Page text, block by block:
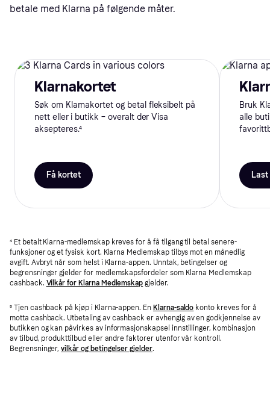
betale med Klarna på følgende måter.
Klarnakortet
Søk om Klarnakortet og betal fleksibelt på
nett eller i butikk – overalt der Visa
aksepteres.⁴
Få kortet
Bruk
alle
⁴ Et betalt Klarna-medlemskap kreves for å få tilgang til betal senere-
funksjoner og et fysisk kort. Klarna Medlemskap tilbys mot en månedlig
avgift. Avbryt når som helst i Klarna-appen. Unntak, betingelser og
begrensninger gjelder for medlemskapsfordeler som Klarna Medlemskap
cashback. Vilkår for Klarna Medlemskap gjelder.
⁵ Tjen cashback på kjøp i Klarna-appen. En Klarna-saldo konto kreves for å
motta cashback. Utbetaling av cashback er avhengig av en godkjennelse av
butikken og kan påvirkes av informasjonskapsel innstillinger, kombinasjon
av tilbud, produkttilbud eller andre faktorer utenfor vår kontroll.
Begrensninger,vilkår og betingelser gjelder.